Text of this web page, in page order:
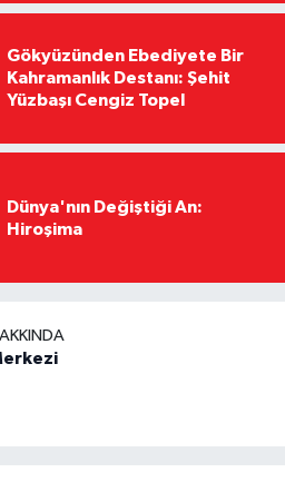
Gökyüzünden Ebediyete Bir
Kahramanlık Destanı: Şehit
Yüzbaşı Cengiz Topel
Dünya'nın Değiştiği An:
Hiroşima